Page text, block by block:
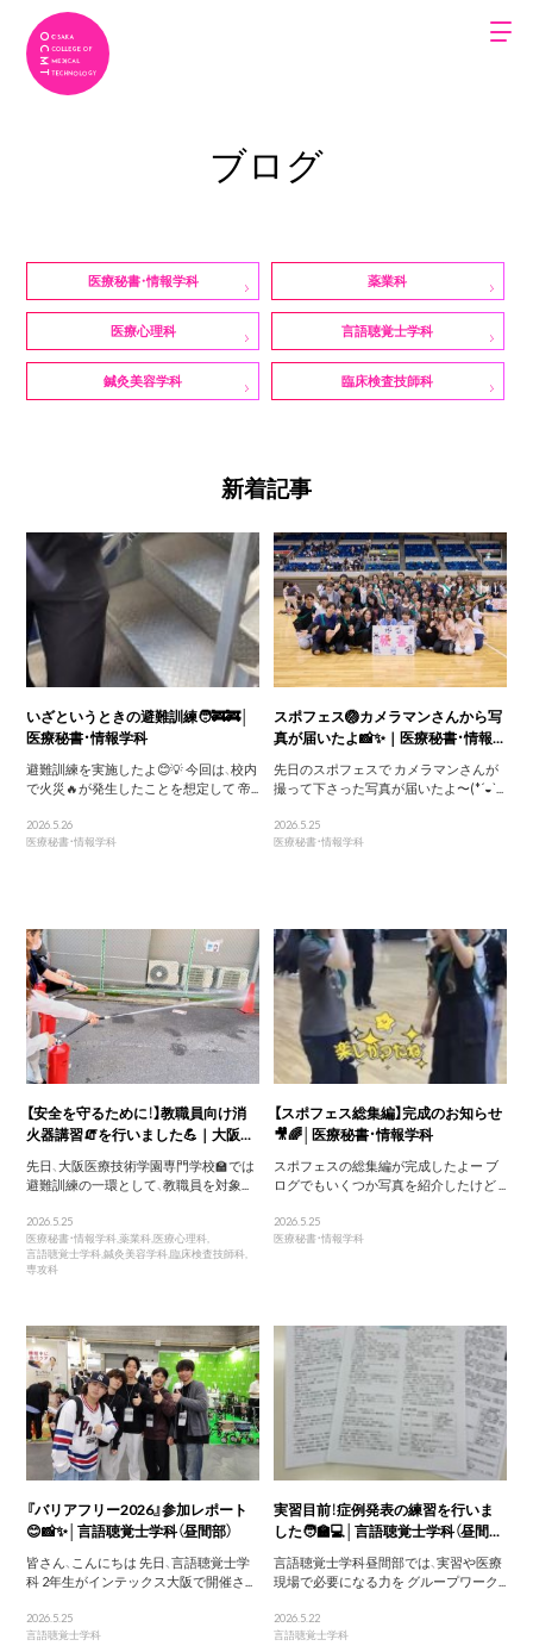
ブログ
医療秘書・情報学科 薬業科
医療心理科 言語聴覚士学科
鍼灸美容学科 臨床検査技師科
新着記事
いざというときの避難訓練🧑‍🚒🚒│
医療秘書・情報学科
避難訓練を実施したよ😊💡 今回は、校内
で火災🔥が発生したことを想定して 帝...
2026.5.26
医療秘書・情報学科
スポフェス🏐カメラマンさんから写
真が届いたよ📸✨｜医療秘書・情報...
先日のスポフェスで カメラマンさんが
撮って下さった写真が届いたよ〜(*´◒`...
2026.5.25
医療秘書・情報学科
【安全を守るために！】教職員向け消
火器講習🧯を行いました💪｜大阪...
先日、大阪医療技術学園専門学校🏫では
避難訓練の一環として、教職員を対象...
2026.5.25
医療秘書・情報学科,薬業科,医療心理科,
言語聴覚士学科,鍼灸美容学科,臨床検査技師科,
専攻科
【スポフェス総集編】完成のお知らせ
🎥🌈│医療秘書・情報学科
スポフェスの総集編が完成したよー ブ
ログでもいくつか写真を紹介したけど ...
2026.5.25
医療秘書・情報学科
『バリアフリー2026』参加レポート
😊📸✨│言語聴覚士学科（昼間部）
皆さん、こんにちは 先日、言語聴覚士学
科 2年生がインテックス大阪で開催さ...
2026.5.25
言語聴覚士学科
実習目前！症例発表の練習を行いま
した🧑‍🏫💻│言語聴覚士学科（昼間...
言語聴覚士学科昼間部では、実習や医療
現場で必要になる力を グループワーク...
2026.5.22
言語聴覚士学科